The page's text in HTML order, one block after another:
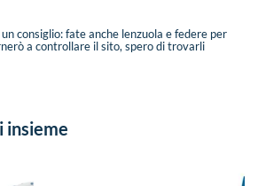
consiglio: fate anche lenzuola e federe per
a controllare il sito, spero di trovarli
insieme